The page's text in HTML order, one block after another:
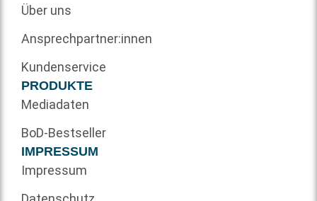
Über uns
Ansprechpartner:innen
Kundenservice
PRODUKTE
Mediadaten
BoD-Bestseller
IMPRESSUM
Impressum